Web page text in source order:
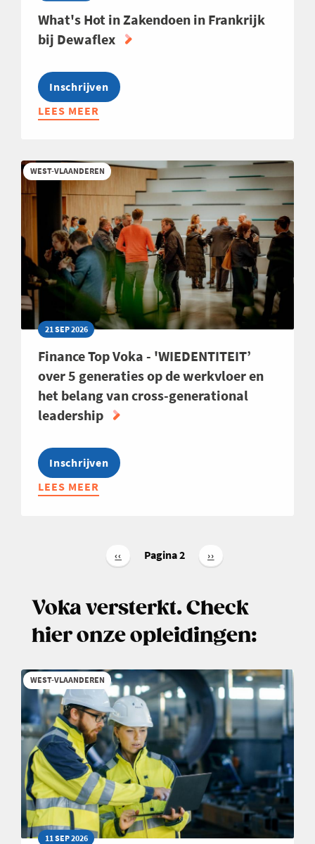
What's Hot in Zakendoen in Frankrijk
bij Dewaflex
Inschrijven
LEES MEER
ABOUT
IN
ZAKENDOEN
FRANKRIJK
BIJ
DEWAFLEX
WEST-VLAANDEREN
21 SEP 2026
Finance Top Voka - 'WIEDENTITEIT’
over 5 generaties op de werkvloer en
het belang van cross-generational
leadership
Inschrijven
LEES MEER
ABOUT
5
OP
WERKVLOER
EN
HET
BELANG
VAN
CROSS-
GENERATIONAL
LEADERSHIP
Vorige
pagina
‹‹ Pagina 2
Volgende
pagina
››
Voka versterkt. Check
hier onze opleidingen:
WEST-VLAANDEREN
11 SEP 2026